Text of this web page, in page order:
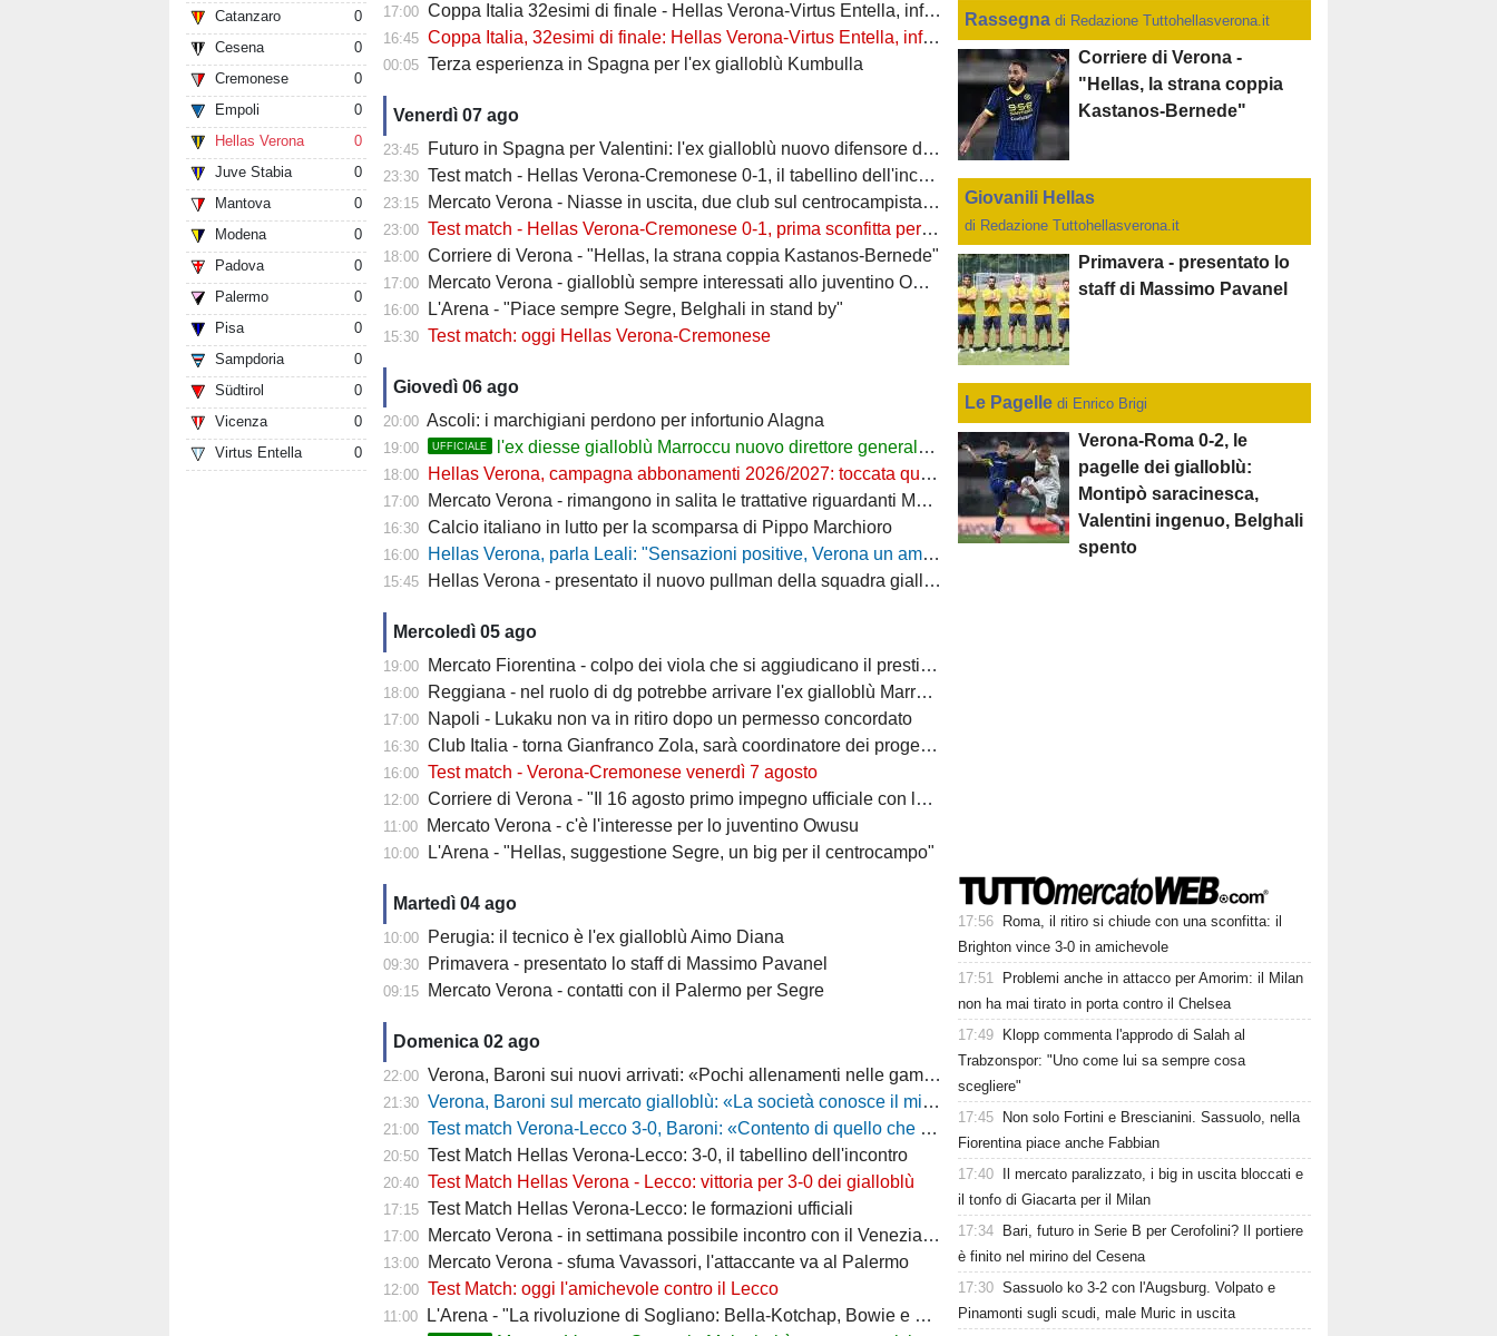
Catanzaro
0
Cesena
0
Cremonese
0
Empoli
0
Hellas Verona
0
Juve Stabia
0
Mantova
0
Modena
0
Padova
0
Palermo
0
Pisa
0
Sampdoria
0
Südtirol
0
Vicenza
0
Virtus Entella
0
17:00 Coppa Italia 32esimi di finale - Hellas Verona-Virtus Entella, informazioni biglietti settore OSPITI
16:45 Coppa Italia, 32esimi di finale: Hellas Verona-Virtus Entella, informazioni sui biglietti
00:05 Terza esperienza in Spagna per l'ex gialloblù Kumbulla
Venerdì 07 ago
23:45 Futuro in Spagna per Valentini: l'ex gialloblù nuovo difensore dell'Alaves
23:30 Test match - Hellas Verona-Cremonese 0-1, il tabellino dell'incontro
23:15 Mercato Verona - Niasse in uscita, due club sul centrocampista senegalese
23:00 Test match - Hellas Verona-Cremonese 0-1, prima sconfitta per i gialloblù
18:00 Corriere di Verona - "Hellas, la strana coppia Kastanos-Bernede"
17:00 Mercato Verona - gialloblù sempre interessati allo juventino Owusu
16:00 L'Arena - "Piace sempre Segre, Belghali in stand by"
15:30 Test match: oggi Hellas Verona-Cremonese
Giovedì 06 ago
20:00 Ascoli: i marchigiani perdono per infortunio Alagna
19:00 UFFICIALE l'ex diesse gialloblù Marroccu nuovo direttore generale della Reggina
18:00 Hellas Verona, campagna abbonamenti 2026/2027: toccata quota 11mila
17:00 Mercato Verona - rimangono in salita le trattative riguardanti Montipò e Segre
16:30 Calcio italiano in lutto per la scomparsa di Pippo Marchioro
16:00 Hellas Verona, parla Leali: "Sensazioni positive, Verona un ambiente dove si può lavorare bene"
15:45 Hellas Verona - presentato il nuovo pullman della squadra gialloblù
Mercoledì 05 ago
19:00 Mercato Fiorentina - colpo dei viola che si aggiudicano il prestito dal Real di Mastantuono
18:00 Reggiana - nel ruolo di dg potrebbe arrivare l'ex gialloblù Marroccu
17:00 Napoli - Lukaku non va in ritiro dopo un permesso concordato
16:30 Club Italia - torna Gianfranco Zola, sarà coordinatore dei progetti delle attività giovanili
16:00 Test match - Verona-Cremonese venerdì 7 agosto
12:00 Corriere di Verona - "Il 16 agosto primo impegno ufficiale con la Coppa Italia"
11:00 Mercato Verona - c'è l'interesse per lo juventino Owusu
10:00 L'Arena - "Hellas, suggestione Segre, un big per il centrocampo"
Martedì 04 ago
10:00 Perugia: il tecnico è l'ex gialloblù Aimo Diana
09:30 Primavera - presentato lo staff di Massimo Pavanel
09:15 Mercato Verona - contatti con il Palermo per Segre
Domenica 02 ago
22:00 Verona, Baroni sui nuovi arrivati: «Pochi allenamenti nelle gambe, era importante metterli in campo»
21:30 Verona, Baroni sul mercato gialloblù: «La società conosce il mio progetto, la mia garanzia è Sogliano»
21:00 Test match Verona-Lecco 3-0, Baroni: «Contento di quello che ho visto, la strada è questa e non torneremo indietro»
20:50 Test Match Hellas Verona-Lecco: 3-0, il tabellino dell'incontro
20:40 Test Match Hellas Verona - Lecco: vittoria per 3-0 dei gialloblù
17:15 Test Match Hellas Verona-Lecco: le formazioni ufficiali
17:00 Mercato Verona - in settimana possibile incontro con il Venezia per Montipò
13:00 Mercato Verona - sfuma Vavassori, l'attaccante va al Palermo
12:00 Test Match: oggi l'amichevole contro il Lecco
11:00 L'Arena - "La rivoluzione di Sogliano: Bella-Kotchap, Bowie e ora Belghali"
Rassegna di Redazione Tuttohellasverona.it
Corriere di Verona -
"Hellas, la strana coppia
Kastanos-Bernede"
Giovanili Hellas
di Redazione Tuttohellasverona.it
Primavera - presentato lo
staff di Massimo Pavanel
Le Pagelle di Enrico Brigi
Verona-Roma 0-2, le
pagelle dei gialloblù:
Montipò saracinesca,
Valentini ingenuo, Belghali
spento
17:56
Roma, il ritiro si chiude con una sconfitta: il
Brighton vince 3-0 in amichevole
17:51
Problemi anche in attacco per Amorim: il Milan
non ha mai tirato in porta contro il Chelsea
17:49
Klopp commenta l'approdo di Salah al
Trabzonspor: "Uno come lui sa sempre cosa
scegliere"
17:45
Non solo Fortini e Brescianini. Sassuolo, nella
Fiorentina piace anche Fabbian
17:40
Il mercato paralizzato, i big in uscita bloccati e
il tonfo di Giacarta per il Milan
17:34
Bari, futuro in Serie B per Cerofolini? Il portiere
è finito nel mirino del Cesena
17:30 Sassuolo ko 3-2 con l'Augsburg. Volpato e
Pinamonti sugli scudi, male Muric in uscita